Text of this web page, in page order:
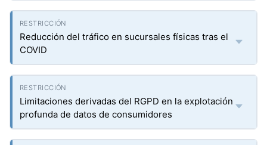
Reducción del tráfico en sucursales físicas tras el
COVID
Limitaciones derivadas del RGPD en la explotación
profunda de datos de consumidores